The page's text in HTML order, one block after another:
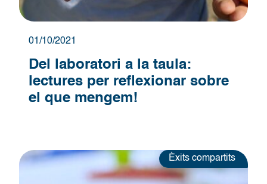
01/10/2021
Del laboratori a la taula:
lectures per reflexionar sobre
el que mengem!
Èxits compartits